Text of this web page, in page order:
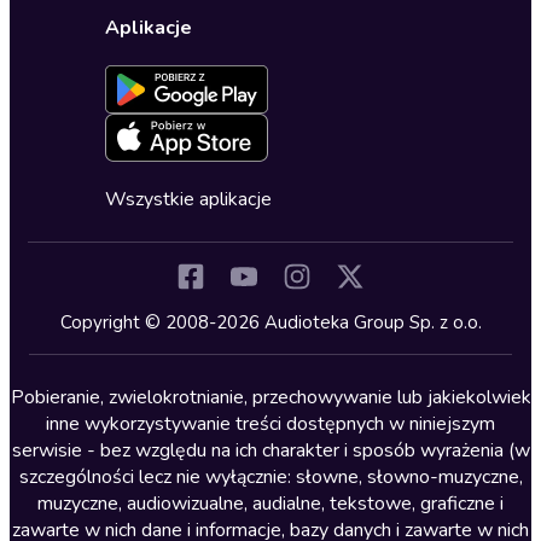
Dla młodzieży
Kryminały
Lektury szkolne
Literatura anglojęzyczna
Literatura faktu
Literatura obyczajowa
Literatura piękna obca
Ustawienia prywatności
Formularz zgłaszania nielegalnych treści
Deklaracja dostępności
Oferta dla firm i bibliotek
Dołącz do newslettera
Blog
Zapowiedzi
Cykle audiobooków
Aplikacje
Wszystkie aplikacje
Copyright © 2008-2026 Audioteka Group Sp. z o.o.
Pobieranie, zwielokrotnianie, przechowywanie lub jakiekolwiek
inne wykorzystywanie treści dostępnych w niniejszym
serwisie - bez względu na ich charakter i sposób wyrażenia (w
szczególności lecz nie wyłącznie: słowne, słowno-muzyczne,
muzyczne, audiowizualne, audialne, tekstowe, graficzne i
zawarte w nich dane i informacje, bazy danych i zawarte w nich